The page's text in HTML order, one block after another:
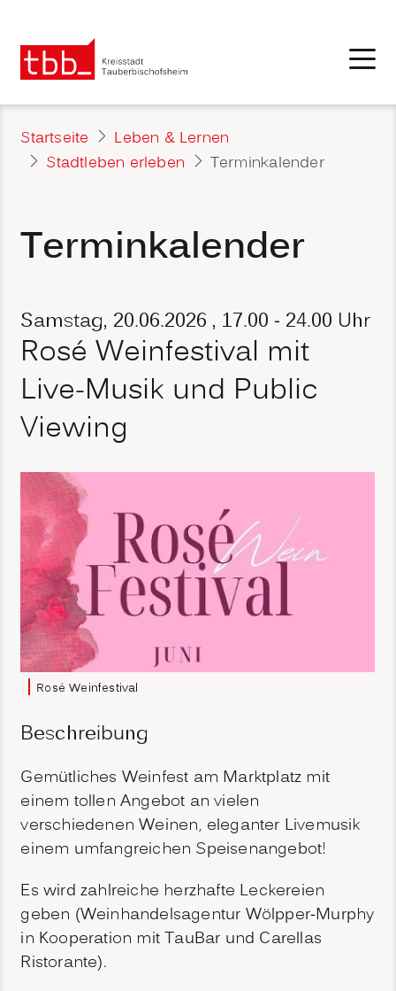
Startseite
Leben & Lernen
Stadtleben erleben
Terminkalender
Terminkalender
Samstag, 20.06.2026 , 17.00 - 24.00 Uhr
Rosé Weinfestival mit
Live-Musik und Public
Viewing
Rosé Weinfestival
Beschreibung
Gemütliches Weinfest am Marktplatz mit
einem tollen Angebot an vielen
verschiedenen Weinen, eleganter Livemusik
einem umfangreichen Speisenangebot!
Es wird zahlreiche herzhafte Leckereien
geben (Weinhandelsagentur Wölpper-Murphy
in Kooperation mitTauBar und Carellas
Ristorante).